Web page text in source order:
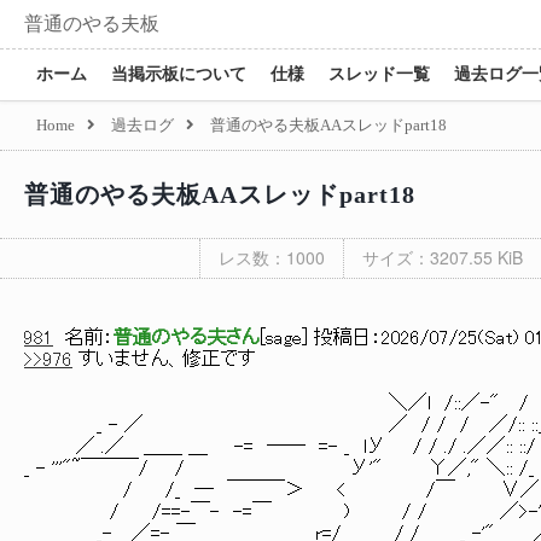
普通のやる夫板
ホーム 当掲示板について 仕様 スレッド一覧 過去ログ
Home 過去ログ 普通のやる夫板AAスレッドpart18
普通のやる夫板AAスレッドpart18
レス数：1000 サイズ：3207.55 KiB
981 名前： 普通のやる夫さん sage ] 投稿日： 2026/07/25(Sat)
>>976
すいません、修正です
＼／l /::／-" / ..::::/_ -イ'" ＼{∨∧
_ - ／ ／ / / / ／/:: ::_ -'" ／/:: ヽ/
／ .／ ＿＿ ＿ -= ── =- _ lУ / / ./ .／／:: ::/
_ - '''"~￣￣￣/ / У'" Υ／," ＼:: /_ -'" ＼ ＼
/ /_ ─ ￣￣￣＞ < /￣ ∨／ ヽ ＼/￣
/ /==-￣- -=￣ ) / / ／>-'"7 | ヽ:: ::
_- ／=- ￣ r=/ / / _ -'" ／ / l_::／